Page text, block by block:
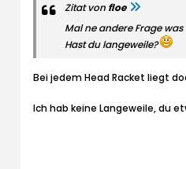
Zitat von floe
Mal ne andere Frage
Hast du langeweile?
Bei jedem Head Racket liegt
Ich hab keine Langeweile, du